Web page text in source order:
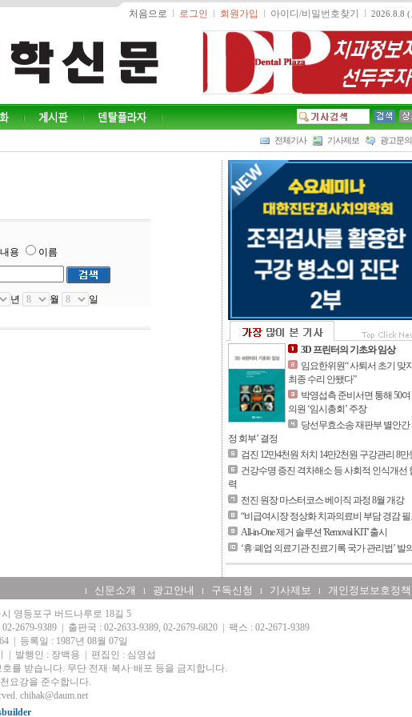
처음으로 l 로그인 l 회원가입 l 아이디/비밀번호찾기 l 2026.8.8 (
전체기사 기사제보 광고문의
내용 이름
년 월 일
3D 프린터의 기초와 임상
임요한위원“ 사퇴서 초기 맞
최종 수리 안됐다”
박영섭측 준비서면 통해 50여
의원 ‘임시총회’ 주장
당선무효소송 재판부 별안간
정 회부’ 결정
검진 12만4천원 처치 14만2천원 구강관리 8만
건강수명 증진 격차해소 등 사회적 인식개선
력
전진 원장 마스터코스 베이직 과정 8월 개강
“비급여시장 정상화 치과의료비 부담 경감 필
All-in-One 제거 솔루션 'Removal KIT' 출시
‘휴·폐업 의료기관 진료기록 국가 관리법’ 발의
l 신문소개 l 광고안내 l 구독신청 l 기사제보 l 개인정보보호정책
시 영등포구 버드나루로 18길 5
2679-9389 출판국 : 02-2633-9389, 02-2679-6820
팩스 : 02-2671-9389
등록일 : 1987년 08월 07일
발행인 : 장백용
편집인 : 심영섭
를 받습니다. 무단 전재·복사·배포 등을 금지합니다.
요강을 준수합니다.
chihak@daum.net